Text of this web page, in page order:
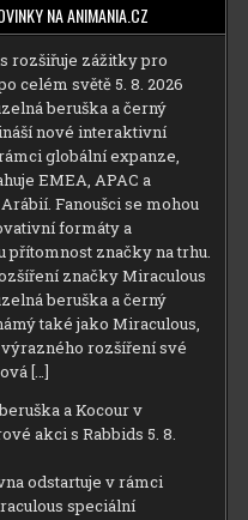
NA ANIMANIA.CZ
rozšiřuje zážitky pro
celém světě 5. 8. 2026
beruška a černý
nové interaktivní
globální expanze,
EMEA, APAC a
Fanoušci se mohou
formáty a
přítomnost značky na trhu.
značky Miraculous
beruška a černý
také jako Miraculous,
rozšíření své
[…]
a Kocour v
akci s Rabbids 5. 8.
odstartuje v rámci
speciální